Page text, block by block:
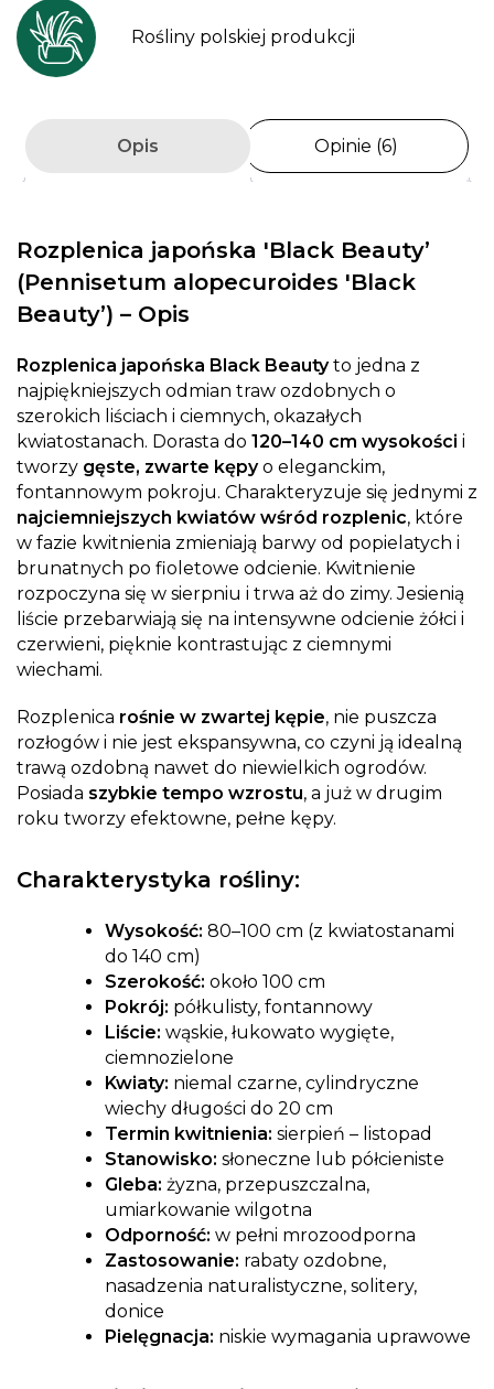
Rośliny polskiej produkcji
Opis Opinie (6)
Rozplenica japońska 'Black Beauty’
(Pennisetum alopecuroides 'Black
Beauty’) – Opis
Rozplenica japońska Black Beautyto jedna z
najpiękniejszych odmian traw ozdobnych o
szerokich liściach i ciemnych, okazałych
kwiatostanach. Dorasta do 120–140 cm wysokości i
tworzy gęste, zwarte kępyo eleganckim,
fontannowym pokroju. Charakteryzuje się jednymi z
najciemniejszych kwiatów wśród rozplenic, które
w fazie kwitnienia zmieniają barwy od popielatych i
brunatnych po fioletowe odcienie. Kwitnienie
rozpoczyna się w sierpniu i trwa aż do zimy. Jesienią
liście przebarwiają się na intensywne odcienie żółci i
czerwieni, pięknie kontrastując z ciemnymi
wiechami.
Rozplenica rośnie w zwartej kępie, nie puszcza
rozłogów i nie jest ekspansywna, co czyni ją idealną
trawą ozdobną nawet do niewielkich ogrodów.
Posiada szybkie tempo wzrostu, a już w drugim
roku tworzy efektowne, pełne kępy.
Charakterystyka rośliny:
Wysokość: 80–100 cm (z kwiatostanami
do 140 cm)
Szerokość: około 100 cm
Pokrój: półkulisty, fontannowy
Liście: wąskie, łukowato wygięte,
ciemnozielone
Kwiaty: niemal czarne, cylindryczne
wiechy długości do 20 cm
Termin kwitnienia: sierpień – listopad
Stanowisko: słoneczne lub półcieniste
Gleba: żyzna, przepuszczalna,
umiarkowanie wilgotna
Odporność: w pełni mrozoodporna
Zastosowanie: rabaty ozdobne,
nasadzenia naturalistyczne, solitery,
donice
Pielęgnacja: niskie wymagania uprawowe